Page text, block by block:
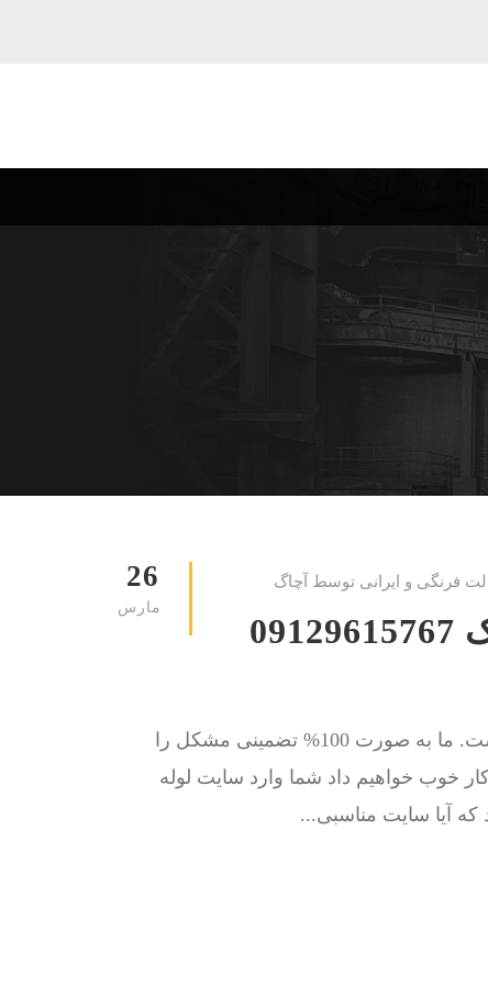
26
مارس
فرنگی و ایرانی توسط آچاگ
لوله بازکنی خواجه نظام الملک 09129615767
کار ما حل مشکل گرفتگی چاه توالت و لوله فاضلاب است. ما به صورت 100% تضمینی مشکل را
خوب خواهیم داد شما وارد سایت لوله
که آیا سایت مناسبی...